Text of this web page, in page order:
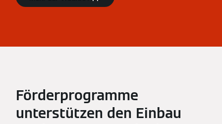
Förderprogramme
unterstützen den Einbau